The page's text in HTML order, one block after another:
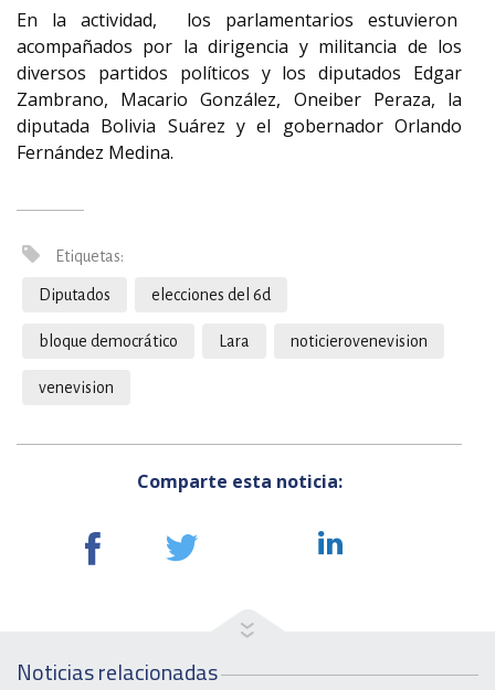
En la actividad,
los parlamentarios estuvieron
acompañados por la dirigencia y militancia de los
diversos partidos políticos y los diputados Edgar
Zambrano, Macario González, Oneiber Peraza, la
diputada Bolivia Suárez y el gobernador Orlando
Fernández Medina.
Etiquetas:
Diputados elecciones del 6d
bloque democrático Lara noticierovenevision
venevision
Comparte esta noticia:
Noticias relacionadas